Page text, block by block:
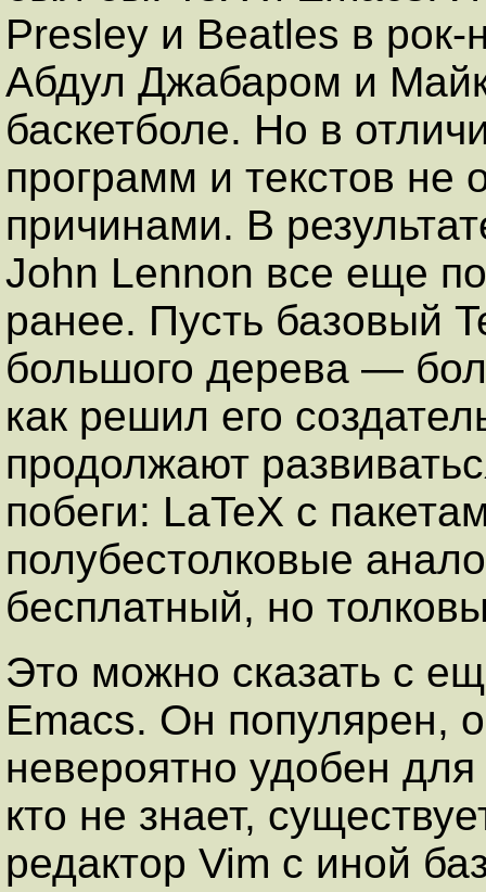
Presley и Beatles в
Абдул Джабаром и
баскетболе. Но в
программ и текстов не
причинами. В
John Lennon все еще
ранее. Пусть базовый
большого дерева —
как решил его
продолжают
побеги: LaTeX с
полубестолковые
бесплатный, но
Это можно сказать с
Emacs. Он популярен,
невероятно удобен для
кто не знает,
редактор Vim с иной